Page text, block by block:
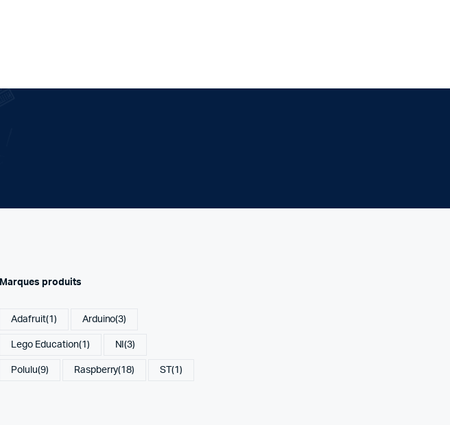
Marques produits
Adafruit(1) Arduino(3)
Lego Education(1) NI(3)
Polulu(9) Raspberry(18) ST(1)